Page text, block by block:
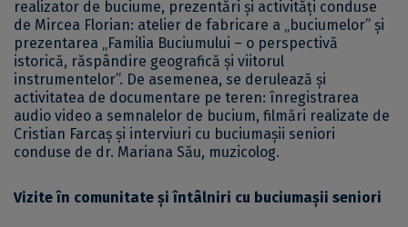
realizator de buciume, prezentări și activități conduse
de Mircea Florian: atelier de fabricare a „buciumelor” și
prezentarea „Familia Buciumului – o perspectivă
istorică, răspândire geografică și viitorul
instrumentelor”. De asemenea, se derulează și
activitatea de documentare pe teren: înregistrarea
audio video a semnalelor de bucium, filmări realizate de
Cristian Farcaș și interviuri cu buciumașii seniori
conduse de dr. Mariana Său, muzicolog.
Vizite în comunitate și întâlniri cu buciumașii seniori